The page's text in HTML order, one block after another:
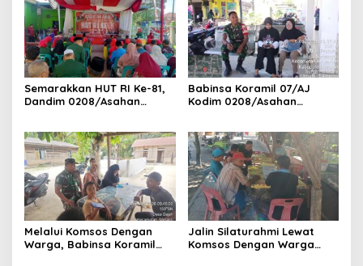
Semarakkan HUT RI Ke-81,
Dandim 0208/Asahan
Kemenag Asahan
Babinsa Koramil 07/AJ
Kodim 0208/Asahan
Kesehatan Di Puskesmas
Melalui Komsos Dengan
Warga, Babinsa Koramil
Jalin Silaturahmi Lewat
Komsos Dengan Warga